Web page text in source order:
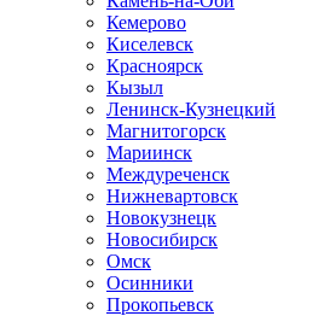
Кемерово
Киселевск
Красноярск
Кызыл
Ленинск-Кузнецкий
Магнитогорск
Мариинск
Междуреченск
Нижневартовск
Новокузнецк
Новосибирск
Омск
Осинники
Прокопьевск